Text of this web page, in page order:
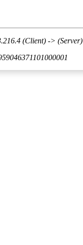
(Client) -> (Server)